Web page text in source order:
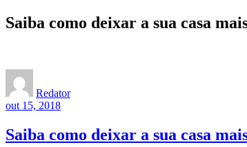
Saiba como deixar a sua casa
Redator
out 15, 2018
Saiba como deixar a sua casa